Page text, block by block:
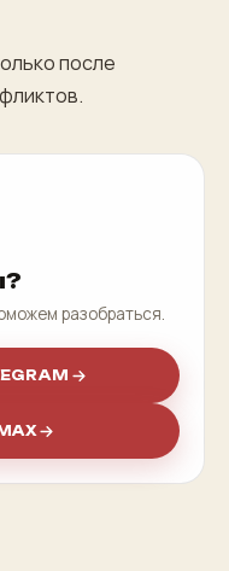
после
разобраться.